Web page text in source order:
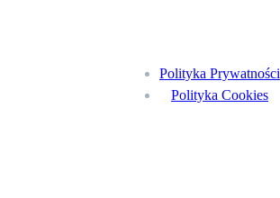
Polityka Prywatności
Polityka Cookies